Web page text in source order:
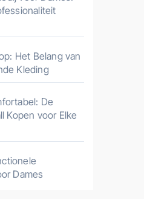
Het Belang van
Kleding
De
Kopen voor Elke
Dames